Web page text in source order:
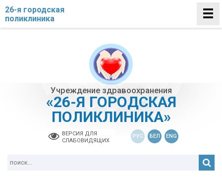
Учреждение здравоохранения
«26-Я ГОРОДСКАЯ
ПОЛИКЛИНИКА»
ВЕРСИЯ ДЛЯ
СЛАБОВИДЯЩИХ
РУС БЕЛ ENG
26-я городская
поликлиника